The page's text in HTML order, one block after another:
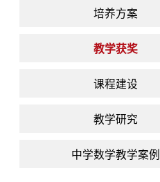
培养方案
教学获奖
课程建设
教学研究
中学数学教学案例